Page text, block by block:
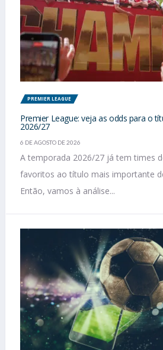
PREMIER LEAGUE
Premier League: veja as odds para o
2026/27
6 DE AGOSTO DE 2026
A temporada 2026/27 já tem times
favoritos ao título mais importante
Então, vamos à análise...